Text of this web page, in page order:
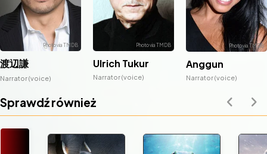
渡辺謙
Narrator (voice)
Ulrich Tukur
Narrator (voice)
Anggun
Narrator (voice)
Sprawdź również